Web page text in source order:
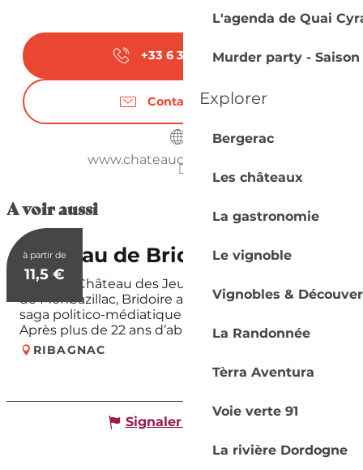
L'agenda de Quai
Murder party - Saison
Explorer
Bergerac
Les châteaux
La gastronomie
Le vignoble
Vignobles &
La Randonnée
Tèrra Aventura
Voie verte 91
La rivière Dordogne
+33 6 30 39 38▒▒
Contactez-nous
www.chateaudebridoire.com
A voir aussi
à partir de
11,5 €
Château de Bridoire
Bridoire, Château des Jeux ! Au cœur du vignoble
de Monbazillac, Bridoire a été le théâtre d'une
saga politico-médiatique en lien avec Bokassa.
Après plus de 22 ans d’abandon...
RIBAGNAC
Signaler une erreur